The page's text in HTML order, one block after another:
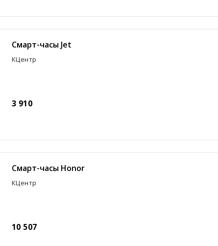
Смарт-часы Jet
КЦентр
3 910
Смарт-часы Honor
КЦентр
10 507